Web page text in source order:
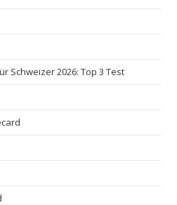
Schweizer 2026: Top 3 Test